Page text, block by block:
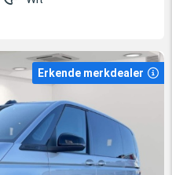
Erkende merkdealer